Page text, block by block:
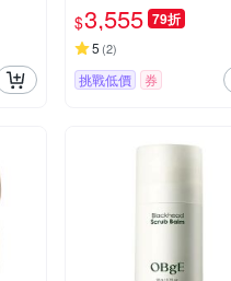
$3,555 79折
5 (2)
挑戰低價 券